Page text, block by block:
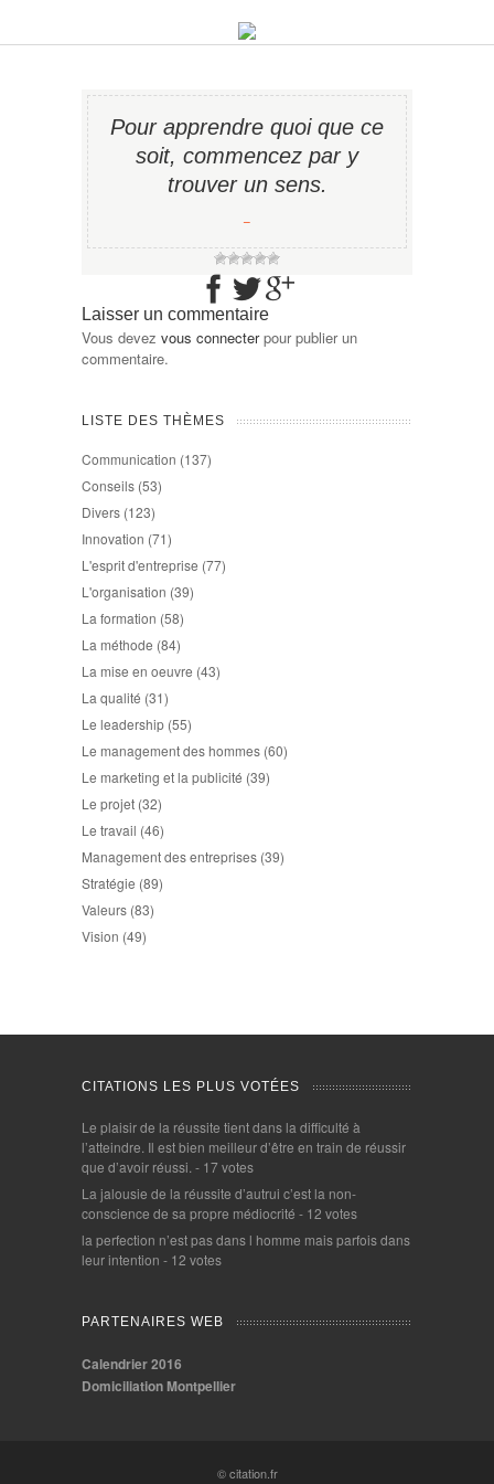
Pour apprendre quoi que ce
soit, commencez par y
trouver un sens.
−
Laisser un commentaire
Vous devez vous connecterpour publier un
commentaire.
LISTE DES THÈMES
Communication (137)
Conseils (53)
Divers (123)
Innovation (71)
L'esprit d'entreprise (77)
L'organisation (39)
La formation (58)
La méthode (84)
La mise en oeuvre (43)
La qualité (31)
Le leadership (55)
Le management des hommes (60)
Le marketing et la publicité (39)
Le projet (32)
Le travail (46)
Management des entreprises (39)
Stratégie (89)
Valeurs (83)
Vision (49)
CITATIONS LES PLUS VOTÉES
Le plaisir de la réussite tient dans la difficulté à
l’atteindre. Il est bien meilleur d’être en train de réussir
que d’avoir réussi. - 17 votes
La jalousie de la réussite d’autrui c’est la non-
conscience de sa propre médiocrité - 12 votes
la perfection n’est pas dans l homme mais parfois dans
leur intention - 12 votes
PARTENAIRES WEB
Calendrier 2016
Domiciliation Montpellier
© citation.fr